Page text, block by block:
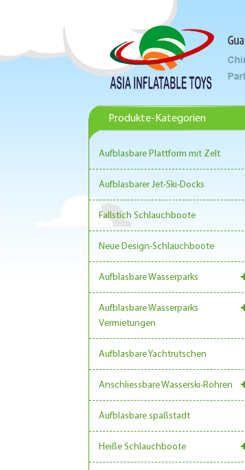
Produkte-Kategorien
Aufblasbare Plattform mit Zelt
Aufblasbarer Jet-Ski-Docks
Fallstich Schlauchboote
Neue Design-Schlauchboote
Aufblasbare Wasserparks
Aufblasbare Wasserparks
Vermietungen
Aufblasbare Yachtrutschen
Anschliessbare Wasserski-Röhren
Aufblasbare spaßstadt
Heiße Schlauchboote